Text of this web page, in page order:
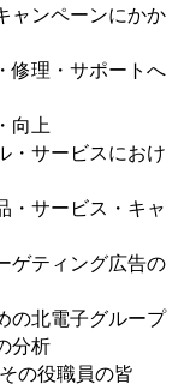
ャンペーンにかか
修理・サポートへ
向上
・サービスにおけ
・サービス・キャ
ゲティング広告の
の北電子グループ
分析
の役職員の皆